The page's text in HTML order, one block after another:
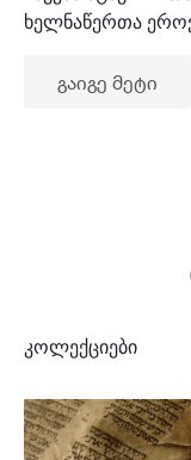
ხელნაწერთა
გაიგე მეტი
კოლექციები